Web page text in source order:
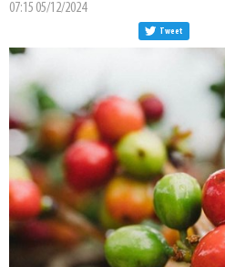
07:15 05/12/2024
Tweet